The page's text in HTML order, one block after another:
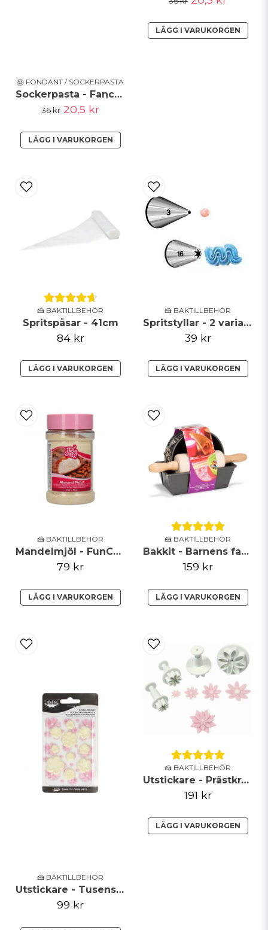
🎂 FONDANT / SOCKERPASTA
Sockerpasta - Fancy Violet - FunCakes - KORT DATUM
36 kr 20,5 kr
LÄGG I VARUKORGEN
LÄGG I VARUKORGEN
🍰 BAKTILLBEHÖR
Spritspåsar - 41cm
84 kr
LÄGG I VARUKORGEN
🍰 BAKTILLBEHÖR
Spritstyllar - 2 varianter
39 kr
LÄGG I VARUKORGEN
🍰 BAKTILLBEHÖR
Mandelmjöl - FunCakes
79 kr
LÄGG I VARUKORGEN
🍰 BAKTILLBEHÖR
Bakkit - Barnens favoriter
159 kr
LÄGG I VARUKORGEN
🍰 BAKTILLBEHÖR
Utstickare - Tusensköna, liljekonvalj, primula - set om 10
99 kr
🍰 BAKTILLBEHÖR
Utstickare - Prästkrage - set om 4
191 kr
LÄGG I VARUKORGEN